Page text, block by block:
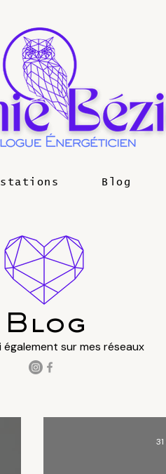
Blog
Blog
également sur mes réseaux